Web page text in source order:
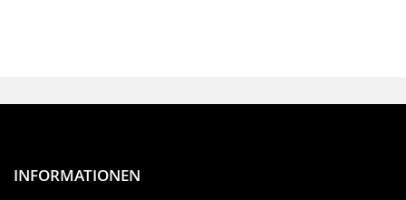
INFORMATIONEN